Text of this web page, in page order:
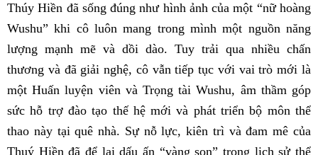
Thúy Hiền đã sống đúng như hình ảnh của một “nữ hoàng
Wushu” khi cô luôn mang trong mình một nguồn năng
lượng mạnh mẽ và dồi dào. Tuy trải qua nhiều chấn
thương và đã giải nghệ, cô vẫn tiếp tục với vai trò mới là
một Huấn luyện viên và Trọng tài Wushu, âm thầm góp
sức hỗ trợ đào tạo thế hệ mới và phát triển bộ môn thể
thao này tại quê nhà. Sự nỗ lực, kiên trì và đam mê của
Thuý Hiền đã để lại dấu ấn “vàng son” trong lịch sử thể